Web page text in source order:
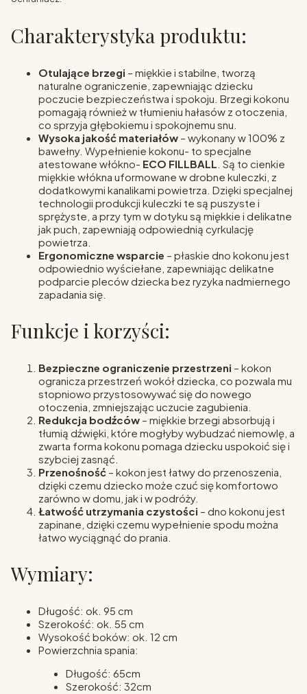
Charakterystyka produktu:
Otulające brzegi – miękkie i stabilne, tworzą
naturalne ograniczenie, zapewniając dziecku
poczucie bezpieczeństwa i spokoju. Brzegi kokonu
pomagają również w tłumieniu hałasów z otoczenia,
co sprzyja głębokiemu i spokojnemu snu.
Wysoka jakość materiałów – wykonany w 100% z
bawełny. Wypełnienie kokonu- to specjalne
atestowane włókno- ECO FILLBALL . Są to cienkie
miękkie włókna uformowane w drobne kuleczki, z
dodatkowymi kanalikami powietrza. Dzięki specjalnej
technologii produkcji kuleczki te są puszyste i
sprężyste, a przy tym w dotyku są miękkie i delikatne
jak puch, zapewniają odpowiednią cyrkulację
powietrza.
Ergonomiczne wsparcie – płaskie dno kokonu jest
odpowiednio wyściełane, zapewniając delikatne
podparcie pleców dziecka bez ryzyka nadmiernego
zapadania się.
Funkcje i korzyści:
Bezpieczne ograniczenie przestrzeni – kokon
ogranicza przestrzeń wokół dziecka, co pozwala mu
stopniowo przystosowywać się do nowego
otoczenia, zmniejszając uczucie zagubienia.
Redukcja bodźców – miękkie brzegi absorbują i
tłumią dźwięki, które mogłyby wybudzać niemowlę, a
zwarta forma kokonu pomaga dziecku uspokoić się i
szybciej zasnąć.
Przenośność – kokon jest łatwy do przenoszenia,
dzięki czemu dziecko może czuć się komfortowo
zarówno w domu, jak i w podróży.
Łatwość utrzymania czystości – dno kokonu jest
zapinane, dzięki czemu wypełnienie spodu można
łatwo wyciągnąć do prania.
Wymiary:
Długość: ok. 95 cm
Szerokość: ok. 55 cm
Wysokość boków: ok. 12 cm
Powierzchnia spania:
Długość: 65cm
Szerokość: 32cm